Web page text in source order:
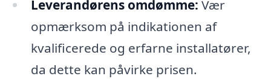
Leverandørens omdømme: Vær
opmærksom på indikationen af
kvalificerede og erfarne installatører,
da dette kan påvirke prisen.